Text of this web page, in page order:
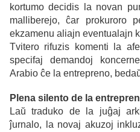
kortumo decidis la novan
malliberejo, ĉar prokuroro
ekzamenu aliajn
Tvitero rifuzis komenti la
specifaj demandoj
Arabio ĉe la entrepreno,
Plena silento de la
Laŭ traduko de la juĝaj
ĵurnalo, la novaj akuzoj